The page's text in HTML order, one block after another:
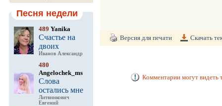
Песня недели
489 Yanika
Счастье на
двоих
Иванов Александр
480
Angelochek_ms
Слова
остались мне
Литвинкович
Евгений
Версия для печати Скачать
Комментарии могут видеть